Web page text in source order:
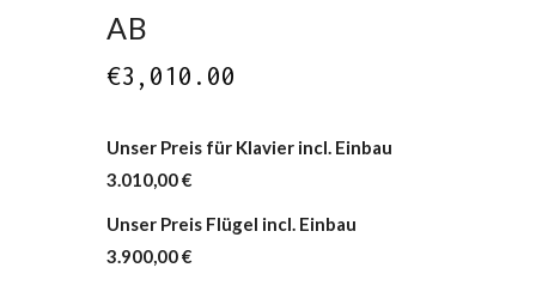
AB
€3,010.00
Unser Preis für Klavier incl. Einbau
3.010,00 €
Unser Preis Flügel incl. Einbau
3.900,00 €